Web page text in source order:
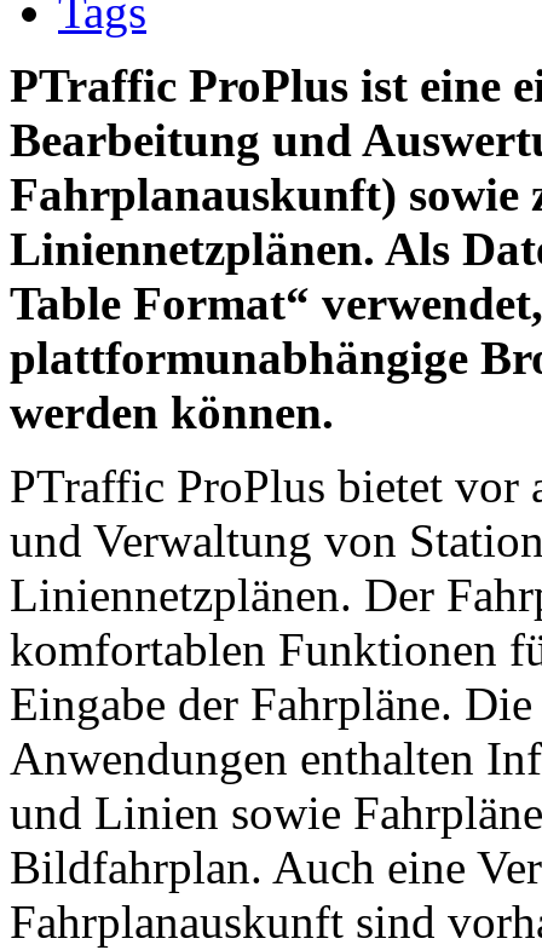
Tags
PTraffic ProPlus ist eine
Bearbeitung und
Fahrplanauskunft) sowie
Liniennetzplänen. Als
Table Format“
plattformunabhängige
werden können.
PTraffic ProPlus bietet vor
und Verwaltung von
Liniennetzplänen. Der
komfortablen Funktionen
Eingabe der Fahrpläne.
Anwendungen enthalten
und Linien sowie
Bildfahrplan. Auch eine
Fahrplanauskunft sind